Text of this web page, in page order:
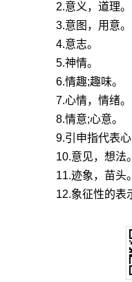
2.意义，道理。
3.意图，用意。
4.意志。
5.神情。
6.情趣;趣味。
7.心情，情绪。
8.情意;心意。
9.引申指代表
10.意见，想法。
11.迹象，苗头。
12.象征性的表